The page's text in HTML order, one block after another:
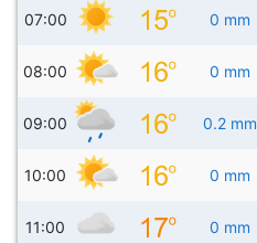
07:00 0 mm
08:00 0 mm
09:00 0.2 mm
10:00 0 mm
11:00 0 mm